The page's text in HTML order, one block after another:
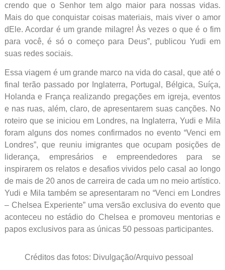
crendo que o Senhor tem algo maior para nossas vidas.
Mais do que conquistar coisas materiais, mais viver o amor
dEle. Acordar é um grande milagre! Às vezes o que é o fim
para você, é só o começo para Deus”, publicou Yudi em
suas redes sociais.
Essa viagem é um grande marco na vida do casal, que até o
final terão passado por Inglaterra, Portugal, Bélgica, Suíça,
Holanda e França realizando pregações em igreja, eventos
e nas ruas, além, claro, de apresentarem suas canções. No
roteiro que se iniciou em Londres, na Inglaterra, Yudi e Mila
foram alguns dos nomes confirmados no evento “Venci em
Londres”, que reuniu imigrantes que ocupam posições de
liderança, empresários e empreendedores para se
inspirarem os relatos e desafios vividos pelo casal ao longo
de mais de 20 anos de carreira de cada um no meio artístico.
Yudi e Mila também se apresentaram no “Venci em Londres
– Chelsea Experiente” uma versão exclusiva do evento que
aconteceu no estádio do Chelsea e promoveu mentorias e
papos exclusivos para as únicas 50 pessoas participantes.
Créditos das fotos: Divulgação/Arquivo pessoal